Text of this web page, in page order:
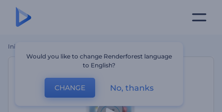
Inicio
Would you like to change Renderforest language
to English?
CHANGE No, thanks